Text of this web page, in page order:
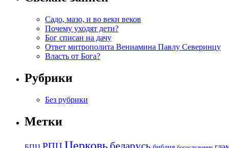
Садо, мазо, и во веки веков
Почему уходят дети?
Бог списан на дачу
Ответ митрополита Вениамина Павлу Северинцу
Власть от Бога?
Рубрики
Без рубрики
Метки
Церковь